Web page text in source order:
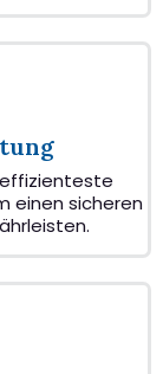
einen sicheren